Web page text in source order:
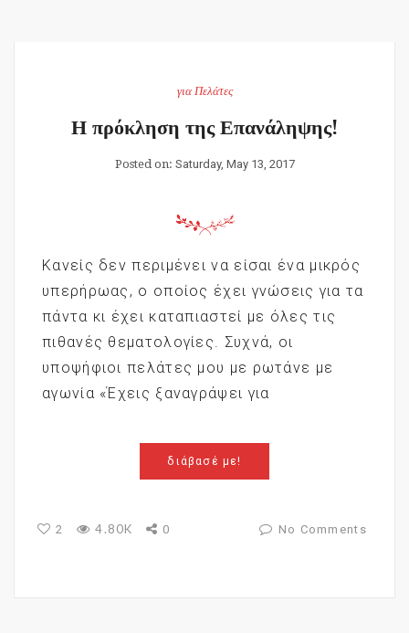
για Πελάτες
Η πρόκληση της Επανάληψης!
Posted on: Saturday, May 13, 2017
Κανείς δεν περιμένει να είσαι ένα μικρός
υπερήρωας, ο οποίος έχει γνώσεις για τα
πάντα κι έχει καταπιαστεί με όλες τις
πιθανές θεματολογίες. Συχνά, οι
υποψήφιοι πελάτες μου με ρωτάνε με
αγωνία «Έχεις ξαναγράψει για
διάβασέ με!
2 4.80K 0 No Comments